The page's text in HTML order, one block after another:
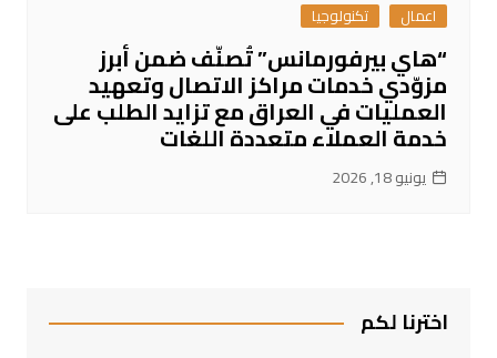
اعمال تكنولوجيا
“هاي بيرفورمانس” تُصنّف ضمن أبرز
مزوّدي خدمات مراكز الاتصال وتعهيد
العمليات في العراق مع تزايد الطلب على
خدمة العملاء متعددة اللغات
يونيو 18, 2026
اخترنا لكم